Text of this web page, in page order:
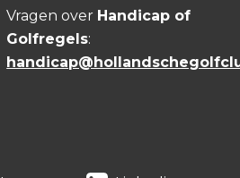
Vragen over Handicap of
Golfregels: